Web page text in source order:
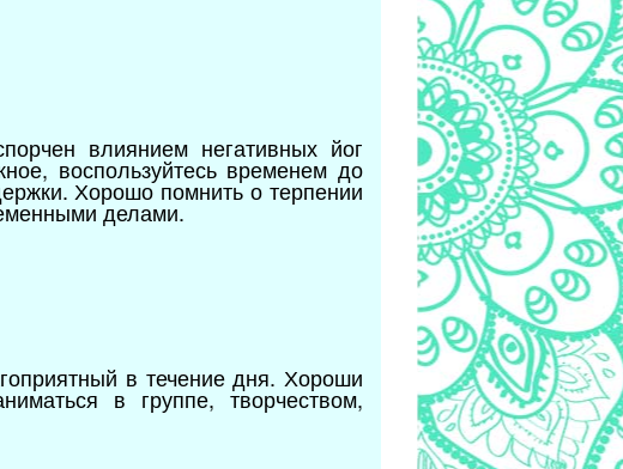
влиянием негативных йог
воспользуйтесь временем до
Хорошо помнить о терпении
делами.
в течение дня. Хороши
в группе, творчеством,